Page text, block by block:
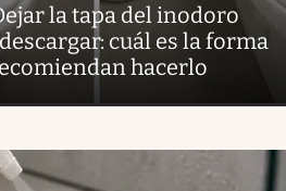
la tapa del inodoro
cuál es la forma
hacerlo